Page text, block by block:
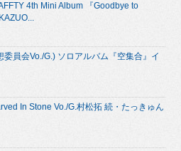
4th Mini Album 『Goodbye to
委員会Vo./G.) ソロアルバム『空集合』イ
In Stone Vo./G.村松拓 続・たっきゅん